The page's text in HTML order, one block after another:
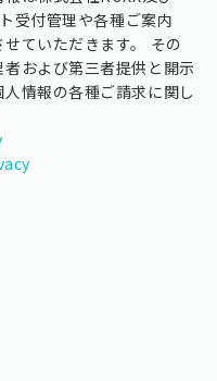
受付管理や各種ご案内
せていただきます。 その
および第三者提供と開示
情報の各種ご請求に関し